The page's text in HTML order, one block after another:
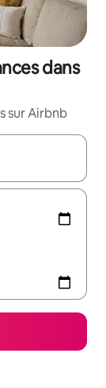
dans
sur Airbnb
vers le